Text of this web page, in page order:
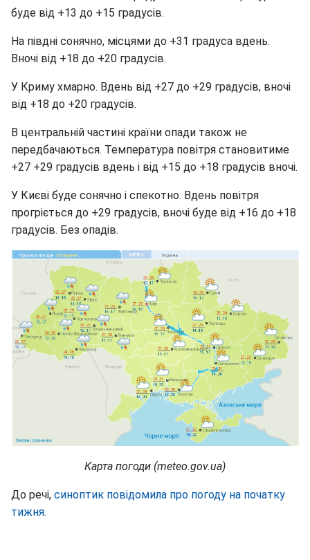
буде від +13 до +15 градусів.
На півдні сонячно, місцями до +31 градуса вдень.
Вночі від +18 до +20 градусів.
У Криму хмарно. Вдень від +27 до +29 градусів, вночі
від +18 до +20 градусів.
В центральній частині країни опади також не
передбачаються. Температура повітря становитиме
+27 +29 градусів вдень і від +15 до +18 градусів вночі.
У Києві буде сонячно і спекотно. Вдень повітря
прогріється до +29 градусів, вночі буде від +16 до +18
градусів. Без опадів.
Карта погоди (meteo.gov.ua)
До речі, синоптик повідомила про погоду на початку
тижня.